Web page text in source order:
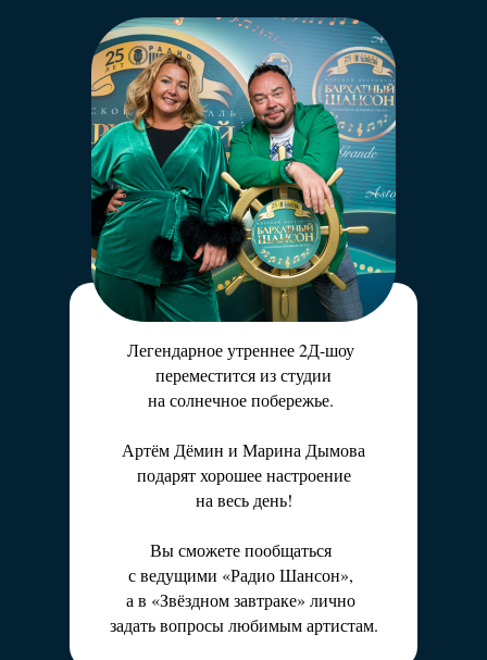
Легендарное утреннее 2Д-шоу
переместится из студии
на солнечное побережье.
Артём Дёмин и Марина Дымова
подарят хорошее настроение
на весь день!
Вы сможете пообщаться
с ведущими «Радио Шансон»,
а в «Звёздном завтраке» лично
задать вопросы любимым артистам.
Самое энергичное событие Фестиваля!
Спортивную форму отдыхающих поддержит
ведущий «Радио Шансон» Денис Денисов.
Ежедневно Вас ждут увлекательные турниры
в бассейне и на пляже, а для любителей
рыбалки состоится турнир по рыбной ловле.